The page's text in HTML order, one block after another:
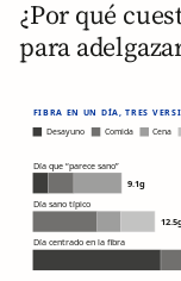
¿Por qué
para